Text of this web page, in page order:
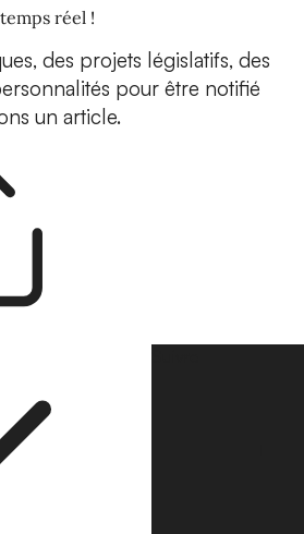
réel !
des projets législatifs, des
pour être notifié
un article.